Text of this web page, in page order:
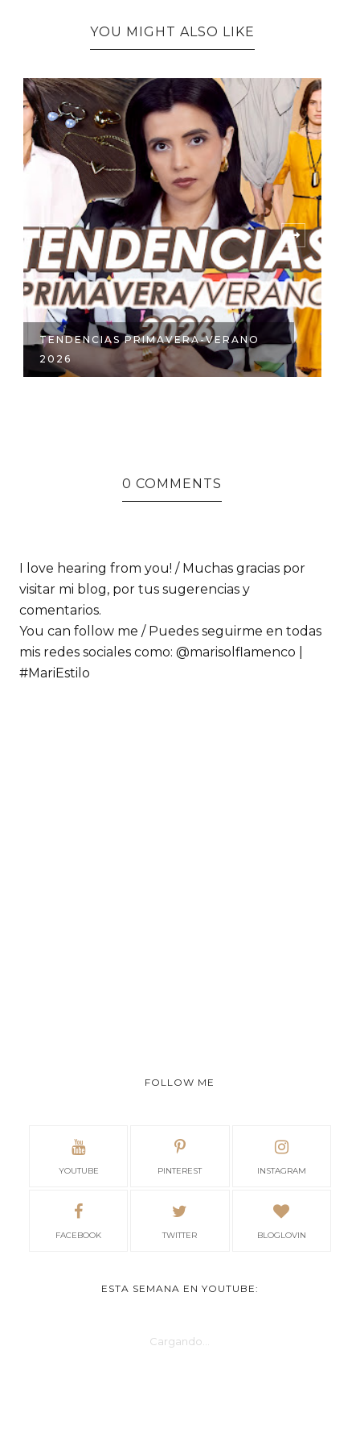
YOU MIGHT ALSO LIKE
TENDENCIAS PRIMAVERA-VERANO
2026
0 COMMENTS
I love hearing from you! / Muchas gracias por
visitar mi blog, por tus sugerencias y
comentarios.
You can follow me / Puedes seguirme en todas
mis redes sociales como: @marisolflamenco |
#MariEstilo
FOLLOW ME
YOUTUBE PINTEREST INSTAGRAM
FACEBOOK TWITTER BLOGLOVIN
ESTA SEMANA EN YOUTUBE:
Cargando...